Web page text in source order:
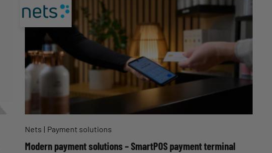
Nets Payment solutions
Modern payment solutions – SmartPOS payment terminal